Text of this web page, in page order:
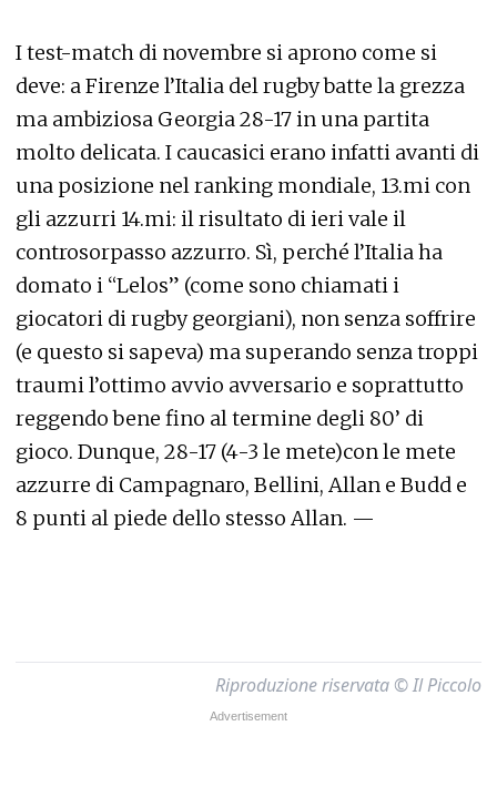
I test-match di novembre si aprono come si
deve: a Firenze l’Italia del rugby batte la grezza
ma ambiziosa Georgia 28-17 in una partita
molto delicata. I caucasici erano infatti avanti di
una posizione nel ranking mondiale, 13.mi con
gli azzurri 14.mi: il risultato di ieri vale il
controsorpasso azzurro. Sì, perché l’Italia ha
domato i “Lelos” (come sono chiamati i
giocatori di rugby georgiani), non senza soffrire
(e questo si sapeva) ma superando senza troppi
traumi l’ottimo avvio avversario e soprattutto
reggendo bene fino al termine degli 80’ di
gioco. Dunque, 28-17 (4-3 le mete)con le mete
azzurre di Campagnaro, Bellini, Allan e Budd e
8 punti al piede dello stesso Allan. —
Riproduzione riservata © Il Piccolo